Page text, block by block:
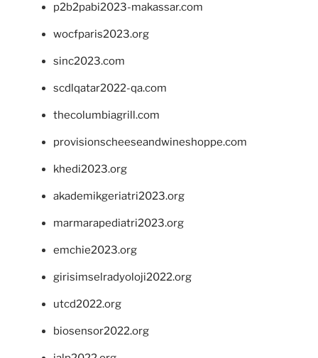
p2b2pabi2023-makassar.com
wocfparis2023.org
sinc2023.com
scdlqatar2022-qa.com
thecolumbiagrill.com
provisionscheeseandwineshoppe.com
khedi2023.org
akademikgeriatri2023.org
marmarapediatri2023.org
emchie2023.org
girisimselradyoloji2022.org
utcd2022.org
biosensor2022.org